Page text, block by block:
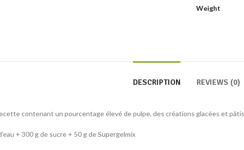
Weight
DESCRIPTION REVIEWS (0)
contenant un pourcentage élevé de pulpe, des créations glacées et
+ 300 g de sucre + 50 g de Supergelmix